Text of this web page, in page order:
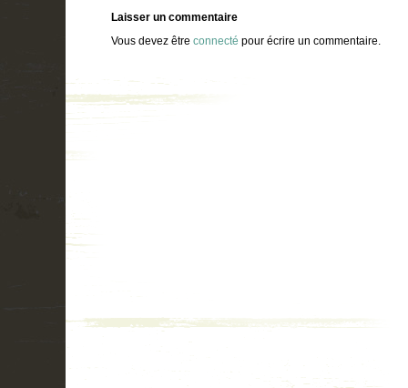
Laisser un commentaire
Vous devez être connecté pour écrire un commentaire.